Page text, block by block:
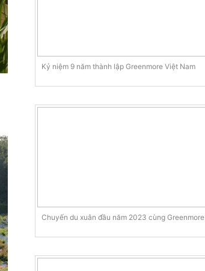
Kỷ niệm 9 năm thành lập Greenmore Việt Nam
Chuyến du xuân đầu năm 2023 cùng Greenmore